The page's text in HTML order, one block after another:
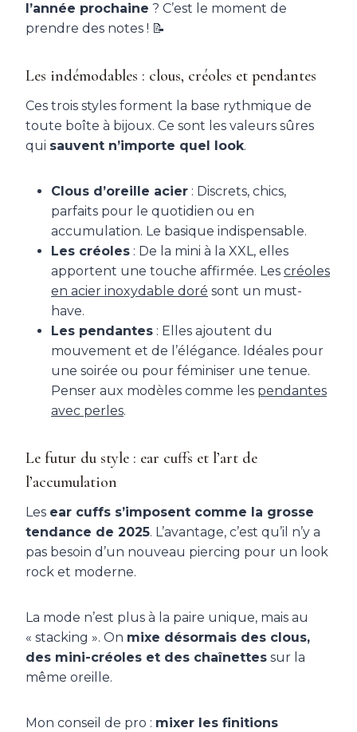
l’année prochaine ? C’est le moment de
prendre des notes ! 📝
Les indémodables : clous, créoles et pendantes
Ces trois styles forment la base rythmique de
toute boîte à bijoux. Ce sont les valeurs sûres
qui sauvent n’importe quel look.
Clous d’oreille acier : Discrets, chics,
parfaits pour le quotidien ou en
accumulation. Le basique indispensable.
Les créoles : De la mini à la XXL, elles
apportent une touche affirmée. Les créoles
en acier inoxydable doré sont un must-
have.
Les pendantes : Elles ajoutent du
mouvement et de l’élégance. Idéales pour
une soirée ou pour féminiser une tenue.
Penser aux modèles comme les pendantes
avec perles.
Le futur du style : ear cuffs et l’art de
l’accumulation
Les ear cuffs s’imposent comme la grosse
tendance de 2025. L’avantage, c’est qu’il n’y a
pas besoin d’un nouveau piercing pour un look
rock et moderne.
La mode n’est plus à la paire unique, mais au
« stacking ». On mixe désormais des clous,
des mini-créoles et des chaînettes sur la
même oreille.
Mon conseil de pro : mixer les finitions